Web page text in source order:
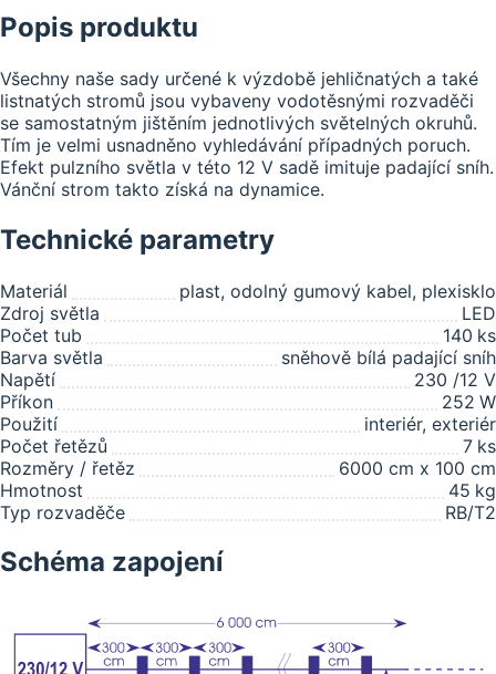
Popis produktu
Všechny naše sady určené k výzdobě jehličnatých a také
listnatých stromů jsou vybaveny vodotěsnými rozvaděči
se samostatným jištěním jednotlivých světelných okruhů.
Tím je velmi usnadněno vyhledávání případných poruch.
Efekt pulzního světla v této 12 V sadě imituje padající sníh.
Vánční strom takto získá na dynamice.
Technické parametry
Materiál
plast, odolný gumový kabel, plexisklo
Zdroj světla
LED
Počet tub
140 ks
Barva světla
sněhově bílá padající sníh
Napětí
230 /12 V
Příkon
252 W
Použití
interiér, exteriér
Počet řetězů
7 ks
Rozměry / řetěz
6000 cm x 100 cm
Hmotnost
45 kg
Typ rozvaděče
RB/T2
Schéma zapojení